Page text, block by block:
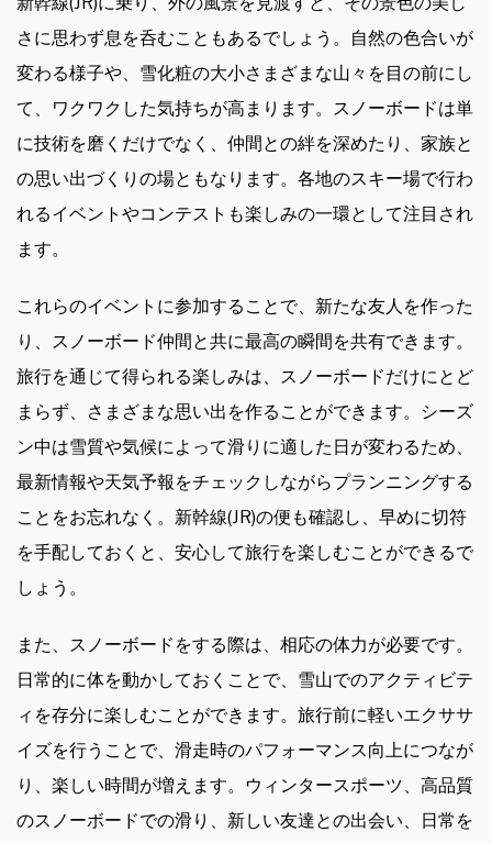
さに思わず息を呑むこともあるでしょう。自然の色合いが
変わる様子や、雪化粧の大小さまざまな山々を目の前にし
て、ワクワクした気持ちが高まります。スノーボードは単
に技術を磨くだけでなく、仲間との絆を深めたり、家族と
の思い出づくりの場ともなります。各地のスキー場で行わ
れるイベントやコンテストも楽しみの一環として注目され
ます。
これらのイベントに参加することで、新たな友人を作った
り、スノーボード仲間と共に最高の瞬間を共有できます。
旅行を通じて得られる楽しみは、スノーボードだけにとど
まらず、さまざまな思い出を作ることができます。シーズ
ン中は雪質や気候によって滑りに適した日が変わるため、
最新情報や天気予報をチェックしながらプランニングする
ことをお忘れなく。新幹線(JR)の便も確認し、早めに切符
を手配しておくと、安心して旅行を楽しむことができるで
しょう。
また、スノーボードをする際は、相応の体力が必要です。
日常的に体を動かしておくことで、雪山でのアクティビテ
ィを存分に楽しむことができます。旅行前に軽いエクササ
イズを行うことで、滑走時のパフォーマンス向上につなが
り、楽しい時間が増えます。ウィンタースポーツ、高品質
のスノーボードでの滑り、新しい友達との出会い、日常を